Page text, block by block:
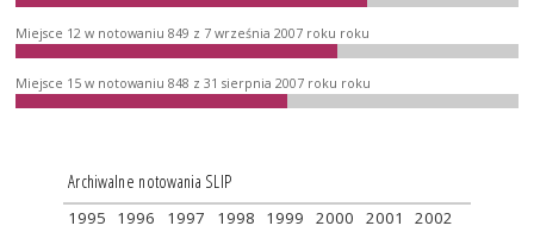
Miejsce 12 w notowaniu 849 z 7 września 2007 roku roku
Miejsce 15 w notowaniu 848 z 31 sierpnia 2007 roku roku
Archiwalne notowania SLIP
1995 1996 1997 1998 1999 2000 2001
2002